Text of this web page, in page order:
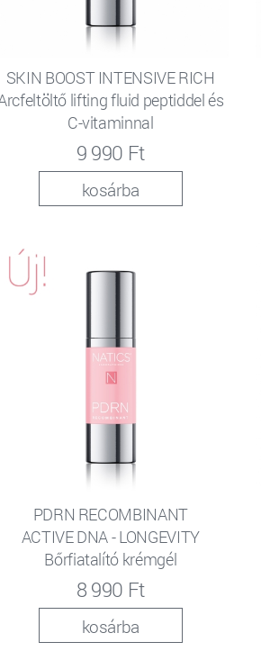
SKIN BOOST INTENSIVE RICH
lifting fluid peptiddel és
C-vitaminnal
9 990 Ft
kosárba
PDRN RECOMBINANT
ACTIVE DNA - LONGEVITY
Bőrfiatalító krémgél
8 990 Ft
kosárba